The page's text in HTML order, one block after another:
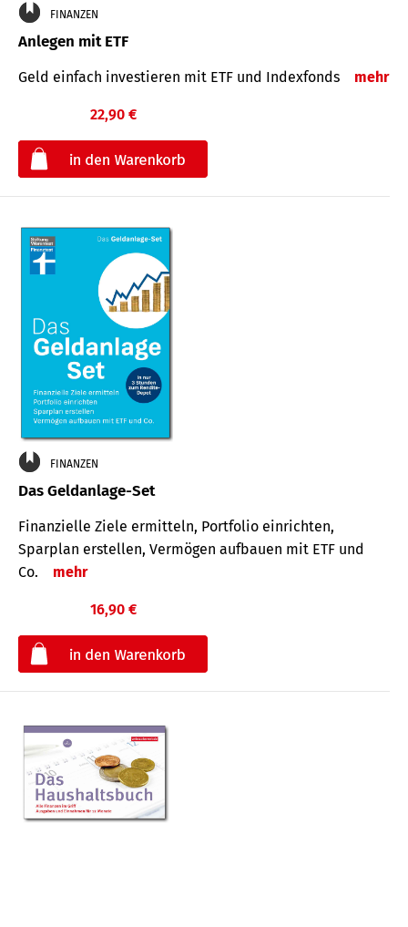
FINANZEN
Anlegen mit ETF
Geld einfach investieren mit ETF und Indexfonds mehr
22,90 €
FINANZEN
Das Geldanlage-Set
Finanzielle Ziele ermitteln, Portfolio einrichten,
Sparplan erstellen, Vermögen aufbauen mit ETF und
Co.
mehr
16,90 €